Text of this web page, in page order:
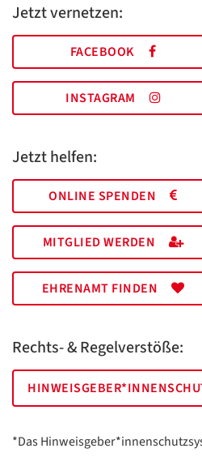
Jetzt vernetzen:
FACEBOOK
INSTAGRAM
Jetzt helfen:
ONLINE SPENDEN
MITGLIED WERDEN
EHRENAMT FINDEN
Rechts- & Regelverstöße:
*Das